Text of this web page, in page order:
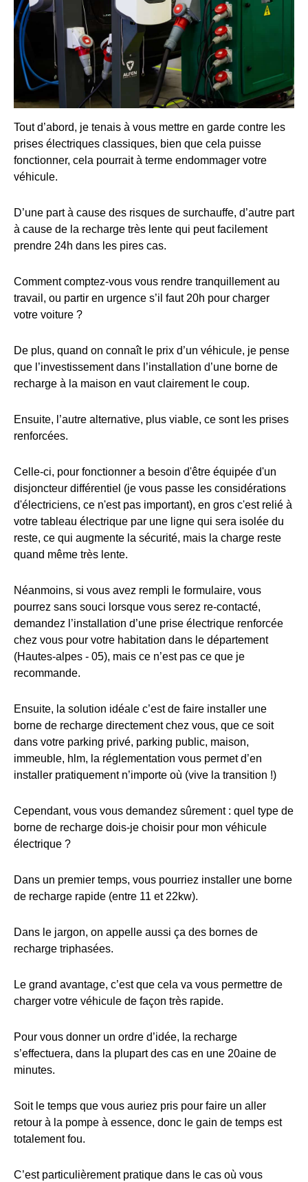
Tout d’abord, je tenais à vous mettre en garde contre les
prises électriques classiques, bien que cela puisse
fonctionner, cela pourrait à terme endommager votre
véhicule.
D’une part à cause des risques de surchauffe, d’autre part
à cause de la recharge très lente qui peut facilement
prendre 24h dans les pires cas.
Comment comptez-vous vous rendre tranquillement au
travail, ou partir en urgence s’il faut 20h pour charger
votre voiture ?
De plus, quand on connaît le prix d’un véhicule, je pense
que l’investissement dans l’installation d’une borne de
recharge à la maison en vaut clairement le coup.
Ensuite, l’autre alternative, plus viable, ce sont les prises
renforcées.
Celle-ci, pour fonctionner a besoin d'être équipée d'un
disjoncteur différentiel (je vous passe les considérations
d'électriciens, ce n'est pas important), en gros c'est relié à
votre tableau électrique par une ligne qui sera isolée du
reste, ce qui augmente la sécurité, mais la charge reste
quand même très lente.
Néanmoins, si vous avez rempli le formulaire, vous
pourrez sans souci lorsque vous serez re-contacté,
demandez l’installation d’une prise électrique renforcée
chez vous pour votre habitation dans le département
(Hautes-alpes - 05), mais ce n’est pas ce que je
recommande.
Ensuite, la solution idéale c’est de faire installer une
borne de recharge directement chez vous, que ce soit
dans votre parking privé, parking public, maison,
immeuble, hlm, la réglementation vous permet d’en
installer pratiquement n’importe où (vive la transition !)
Cependant, vous vous demandez sûrement : quel type de
borne de recharge dois-je choisir pour mon véhicule
électrique ?
Dans un premier temps, vous pourriez installer une borne
de recharge rapide (entre 11 et 22kw).
Dans le jargon, on appelle aussi ça des bornes de
recharge triphasées.
Le grand avantage, c’est que cela va vous permettre de
charger votre véhicule de façon très rapide.
Pour vous donner un ordre d’idée, la recharge
s’effectuera, dans la plupart des cas en une 20aine de
minutes.
Soit le temps que vous auriez pris pour faire un aller
retour à la pompe à essence, donc le gain de temps est
totalement fou.
C’est particulièrement pratique dans le cas où vous